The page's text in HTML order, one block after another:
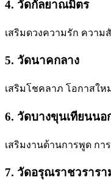
4. วัดกัลยาณมิตร
เสริมดวงความรัก ควา
5. วัดนาคกลาง
เสริมโชคลาภ โอกาสให
6. วัดบางขุนเทียนนอ
เสริมงานด้านการพูด กา
7. วัดอรุณราชวรารา